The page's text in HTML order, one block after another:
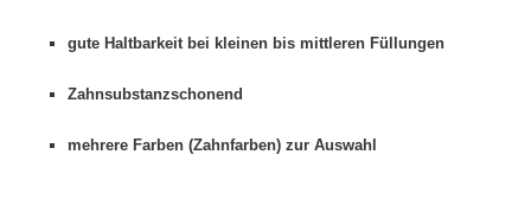
gute Haltbarkeit bei kleinen bis mittleren Füllungen
Zahnsubstanzschonend
mehrere Farben (Zahnfarben) zur Auswahl